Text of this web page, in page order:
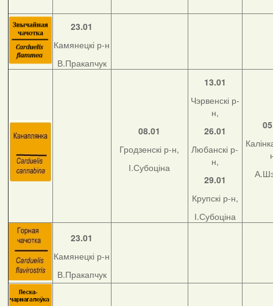
23.01
Камянецкі р-н
В.Пракапчук
08.01
Гродзенскі р-н,
І.Субоціна
13.01
Чэрвенскі р-
н,
26.01
Любанскі р-
н,
29.01
Крупскі р-н,
І.Субоціна
23.01
Камянецкі р-н
В.Пракапчук